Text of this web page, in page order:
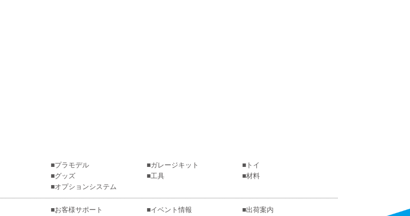
プラモデル ガレージキット
トイ
グッズ 工具
材料
オプションシステム
お客様サポート イベント情報 出荷案内